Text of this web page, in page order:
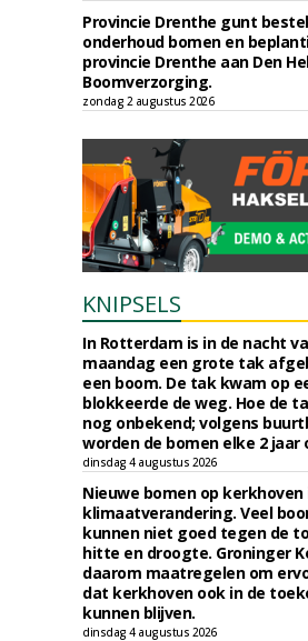
Provincie Drenthe gunt
onderhoud bomen en
provincie Drenthe aan Den
Boomverzorging.
zondag 2 augustus 2026
KNIPSELS
In Rotterdam is in de nacht
maandag een grote tak
een boom. De tak kwam op
blokkeerde de weg. Hoe de
nog onbekend; volgens
worden de bomen elke 2 jaar
dinsdag 4 augustus 2026
Nieuwe bomen op kerkhoven
klimaatverandering. Veel
kunnen niet goed tegen de
hitte en droogte. Groninger
daarom maatregelen om
dat kerkhoven ook in de
kunnen blijven.
dinsdag 4 augustus 2026